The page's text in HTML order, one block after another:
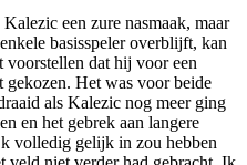
een zure nasmaak, maar
basisspeler overblijft, kan
dat hij voor een
gekozen. Het was voor beide
als Kalezic nog meer ging
en het gebrek aan langere
volledig gelijk in zou hebben